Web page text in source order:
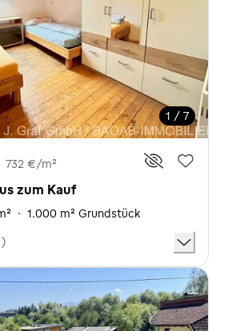
1 / 7
732 €/m²
zum Kauf
· 1.000 m² Grundstück